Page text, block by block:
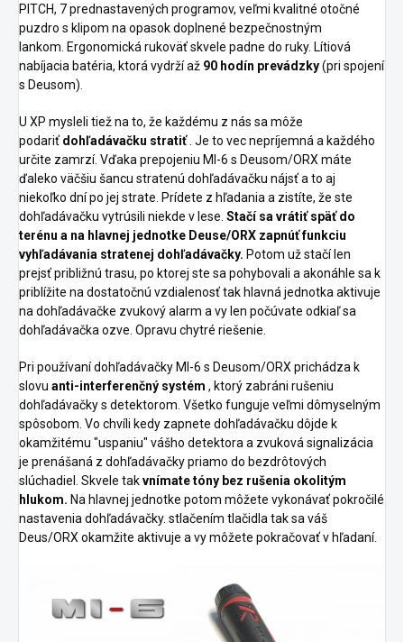
PITCH, 7 prednastavených programov, veľmi kvalitné otočné
puzdro s klipom na opasok doplnené bezpečnostným
lankom. Ergonomická rukoväť skvele padne do ruky. Lítiová
nabíjacia batéria, ktorá vydrží až 90 hodín prevádzky(pri spojení
s Deusom).
U XP mysleli tiež na to, že každému z nás sa môže
podariť dohľadávačku stratiť. Je to vec nepríjemná a každého
určite zamrzí. Vďaka prepojeniu MI-6 s Deusom/ORX máte
ďaleko väčšiu šancu stratenú dohľadávačku nájsť a to aj
niekoľko dní po jej strate. Prídete z hľadania a zistíte, že ste
dohľadávačku vytrúsili niekde v lese. Stačí sa vrátiť späť do
terénu a na hlavnej jednotke Deuse/ORX zapnúť funkciu
vyhľadávania stratenej dohľadávačky. Potom už stačí len
prejsť približnú trasu, po ktorej ste sa pohybovali a akonáhle sa k
priblížite na dostatočnú vzdialenosť tak hlavná jednotka aktivuje
na dohľadávačke zvukový alarm a vy len počúvate odkiaľ sa
dohľadávačka ozve. Opravu chytré riešenie.
Pri používaní dohľadávačky MI-6 s Deusom/ORX prichádza k
slovu anti-interferenčný systém , ktorý zabráni rušeniu
dohľadávačky s detektorom. Všetko funguje veľmi dômyselným
spôsobom. Vo chvíli kedy zapnete dohľadávačku dôjde k
okamžitému "uspaniu" vášho detektora a zvuková signalizácia
je prenášaná z dohľadávačky priamo do bezdrôtových
slúchadiel. Skvele takvnímate tóny bez rušenia okolitým
hlukom. Na hlavnej jednotke potom môžete vykonávať pokročilé
nastavenia dohľadávačky. stlačením tlačidla tak sa váš
Deus/ORX okamžite aktivuje a vy môžete pokračovať v hľadaní.